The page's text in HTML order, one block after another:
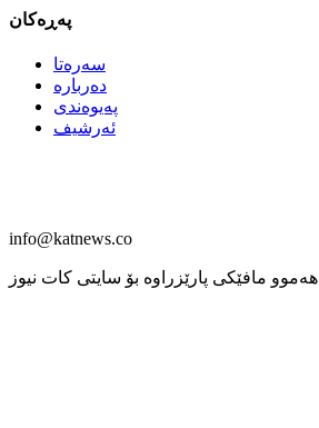
پەڕەکان
سەرەتا
دەربارە
پەیوەندی
ئەرشیف
info@katnews.co
هەموو مافێكی پارێزراوە بۆ سایتی كات نیوز